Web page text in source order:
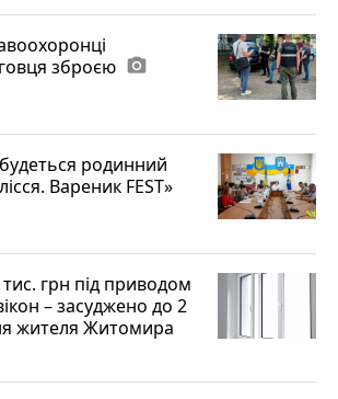
зброєю photo_camera
родинний
Вареник FEST»
грн під приводом
– засуджено до 2
жителя Житомира